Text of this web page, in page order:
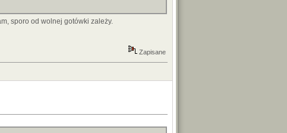
sporo od wolnej gotówki zależy.
Zapisane